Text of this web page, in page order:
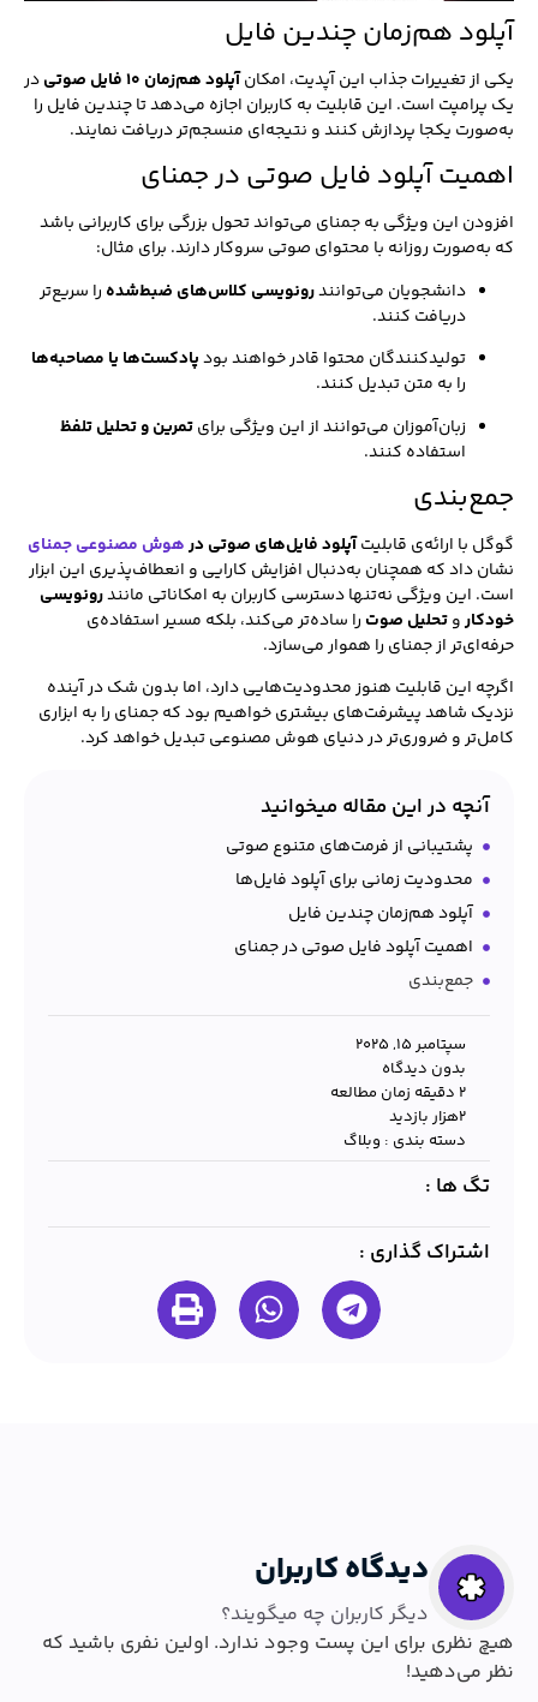
آپلود هم‌زمان چندین فایل
یکی از تغییرات جذاب این آپدیت، امکانآپلود هم‌زمان ۱۰ فایل صوتی
در
یک پرامپت است. این قابلیت به کاربران اجازه می‌دهد تا چندین فایل را
به‌صورت یکجا پردازش کنند و نتیجه‌ای منسجم‌تر دریافت نمایند.
اهمیت آپلود فایل صوتی در جمنای
افزودن این ویژگی به جمنای می‌تواند تحول بزرگی برای کاربرانی باشد
که به‌صورت روزانه با محتوای صوتی سروکار دارند. برای مثال:
دانشجویان می‌توانندرونویسی کلاس‌های ضبط‌شده را سریع‌تر
دریافت کنند.
تولیدکنندگان محتوا قادر خواهند بودپادکست‌ها یا مصاحبه‌ها
را به متن تبدیل کنند.
زبان‌آموزان می‌توانند از این ویژگی برایتمرین و تحلیل تلفظ
استفاده کنند.
جمع‌بندی
گوگل با ارائه‌ی قابلیتآپلود فایل‌های صوتی درهوش مصنوعی جمنای
نشان داد که همچنان به‌دنبال افزایش کارایی و انعطاف‌پذیری این ابزار
است. این ویژگی نه‌تنها دسترسی کاربران به امکاناتی مانندرونویسی
خودکاروتحلیل صوت را ساده‌تر می‌کند، بلکه مسیر استفاده‌ی
حرفه‌ای‌تر از جمنای را هموار می‌سازد.
اگرچه این قابلیت هنوز محدودیت‌هایی دارد، اما بدون شک در آینده
نزدیک شاهد پیشرفت‌های بیشتری خواهیم بود که جمنای را به ابزاری
کامل‌تر و ضروری‌تر در دنیای هوش مصنوعی تبدیل خواهد کرد.
آنچه در این مقاله میخوانید
پشتیبانی از فرمت‌های متنوع صوتی
محدودیت زمانی برای آپلود فایل‌ها
آپلود هم‌زمان چندین فایل
اهمیت آپلود فایل صوتی در جمنای
جمع‌بندی
سپتامبر 15, 2025
بدون دیدگاه
2 دقیقه زمان مطالعه
۲هزار بازدید
دسته بندی : وبلاگ
تگ ها :
اشتراک گذاری :
دیدگاه کاربران
دیگر کاربران چه میگویند؟
هیچ نظری برای این پست وجود ندارد. اولین نفری باشید که
نظر می‌دهید!